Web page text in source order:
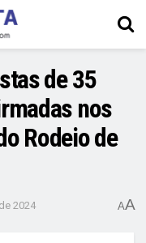
de 35
nos
Rodeio de
2024 AA